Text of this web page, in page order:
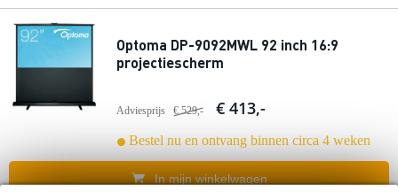
Optoma DP-9092MWL 92 inch 16:9
projectiescherm
Adviesprijs € 529,- € 413,-
Bestel nu en ontvang binnen circa 4 weken
In mijn winkelwagen